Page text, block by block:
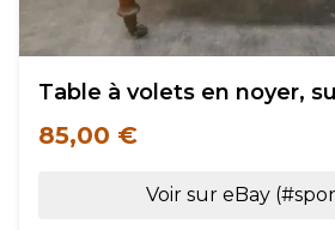
Table à volets en noyer,
85,00 €
Voir sur eBay